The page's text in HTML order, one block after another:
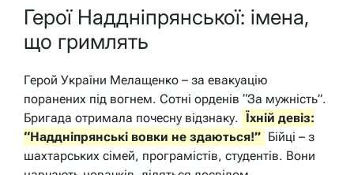
Герої Наддніпрянської: імена,
що гримлять
Герой України Мелащенко – за евакуацію
поранених під вогнем. Сотні орденів “За мужність”.
Бригада отримала почесну відзнаку.
Їхній девіз:
“Наддніпрянські вовки не здаються!” Бійці – з
шахтарських сімей, програмістів, студентів. Вони